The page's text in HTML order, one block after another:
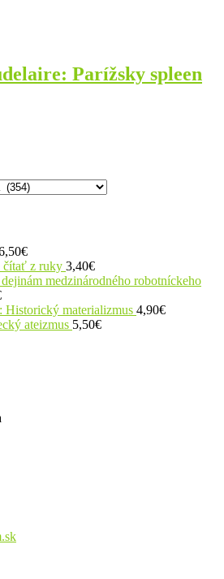
Parížsky spleen
€
čítať z ruky 3,40€
medzinárodného robotníckeho
Historický materializmus 4,90€
ateizmus 5,50€